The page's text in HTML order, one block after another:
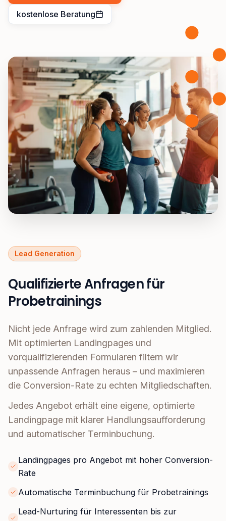
kostenlose Beratung
Lead Generation
Qualifizierte Anfragen für
Probetrainings
Nicht jede Anfrage wird zum zahlenden Mitglied.
Mit optimierten Landingpages und
vorqualifizierenden Formularen filtern wir
unpassende Anfragen heraus – und maximieren
die Conversion-Rate zu echten Mitgliedschaften.
Jedes Angebot erhält eine eigene, optimierte
Landingpage mit klarer Handlungsaufforderung
und automatischer Terminbuchung.
Landingpages pro Angebot mit hoher Conversion-
Rate
Automatische Terminbuchung für Probetrainings
Lead-Nurturing für Interessenten bis zur